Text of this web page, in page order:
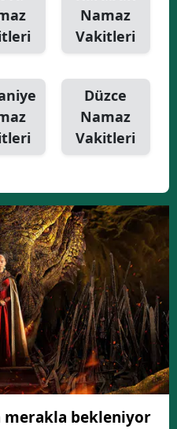
Namaz
Vakitleri
Düzce
Namaz
Vakitleri
merakla bekleniyor